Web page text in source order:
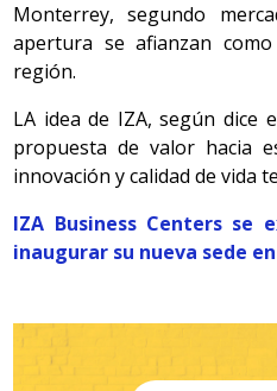
Monterrey, segundo
apertura se afianzan
región.
LA idea de IZA, según dice
propuesta de valor hacia
innovación y calidad de vida
IZA Business Centers se
inaugurar su nueva sede